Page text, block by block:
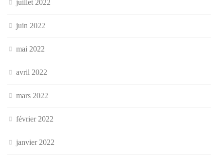
juillet 2022
juin 2022
mai 2022
avril 2022
mars 2022
février 2022
janvier 2022